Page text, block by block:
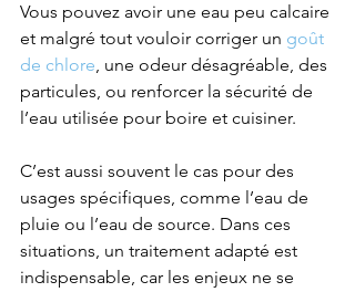
Vous pouvez avoir une eau peu calcaire
et malgré tout vouloir corriger un goût
de chlore, une odeur désagréable, des
particules, ou renforcer la sécurité de
l’eau utilisée pour boire et cuisiner.
C’est aussi souvent le cas pour des
usages spécifiques, comme l’eau de
pluie ou l’eau de source. Dans ces
situations, un traitement adapté est
indispensable, car les enjeux ne se